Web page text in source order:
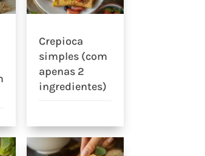
Crepioca
simples (com
apenas 2
ingredientes)